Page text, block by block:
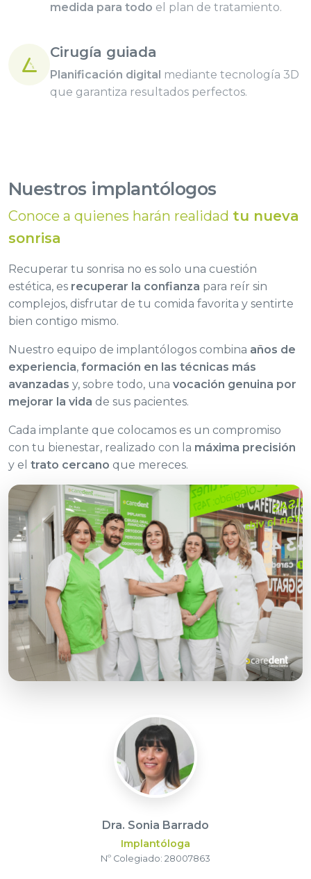
medida para todo el plan de tratamiento.
Cirugía guiada
Planificación digital mediante tecnología 3D
que garantiza resultados perfectos.
Nuestros implantólogos
Conoce a quienes harán realidad tu nueva
sonrisa
Recuperar tu sonrisa no es solo una cuestión
estética, es recuperar la confianza para reír sin
complejos, disfrutar de tu comida favorita y sentirte
bien contigo mismo.
Nuestro equipo de implantólogos combina años de
experiencia, formación en las técnicas más
avanzadas y, sobre todo, una vocación genuina por
mejorar la vida de sus pacientes.
Cada implante que colocamos es un compromiso
con tu bienestar, realizado con la máxima precisión
y el trato cercano que mereces.
Dra. Sonia Barrado
Implantóloga
Nº Colegiado: 28007863